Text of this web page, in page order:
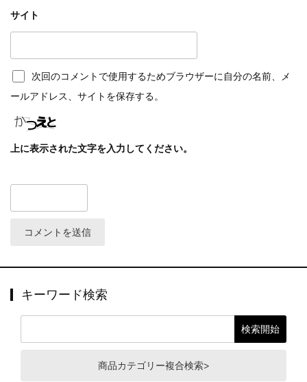
サイト
次回のコメントで使用するためブラウザーに自分の名前、メ
ールアドレス、サイトを保存する。
上に表示された文字を入力してください。
キーワード検索
商品カテゴリー複合検索>